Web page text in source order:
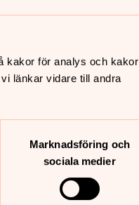
kakor för analys och kakor
länkar vidare till andra
Marknadsföring och
sociala medier